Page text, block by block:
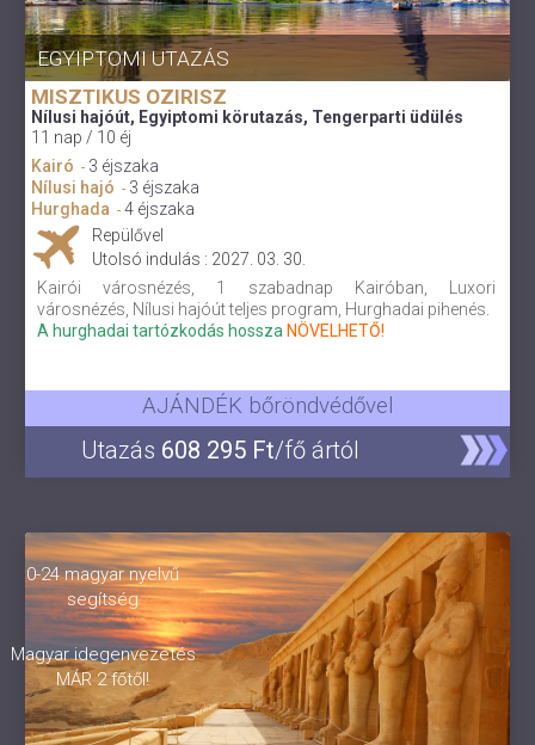
EGYIPTOMI UTAZÁS
MISZTIKUS OZIRISZ
Nílusi hajóút, Egyiptomi körutazás, Tengerparti üdülés
11 nap / 10 éj
Kairó - 3 éjszaka
Nílusi hajó - 3 éjszaka
Hurghada - 4 éjszaka
Repülővel
Utolsó indulás : 2027. 03. 30.
Kairói városnézés, 1 szabadnap Kairóban, Luxori
városnézés, Nílusi hajóút teljes program, Hurghadai pihenés.
A hurghadai tartózkodás hossza NÖVELHETŐ!
AJÁNDÉK bőröndvédővel
Utazás 608 295 Ft/fő ártól
0-24 magyar nyelvű
segítség
Magyar idegenvezetés
MÁR 2 főtől!